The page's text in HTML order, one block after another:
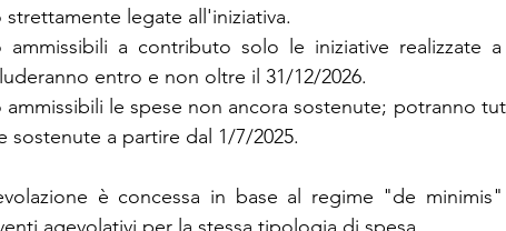
strettamente legate all'iniziativa.
ammissibili a contributo solo le iniziative realizzate
entro e non oltre il 31/12/2026.
ammissibili le spese non ancora sostenute; potranno
sostenute a partire dal 1/7/2025.
è concessa in base al regime "de